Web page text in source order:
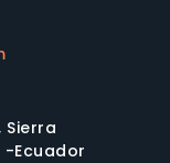
Sierra
-Ecuador